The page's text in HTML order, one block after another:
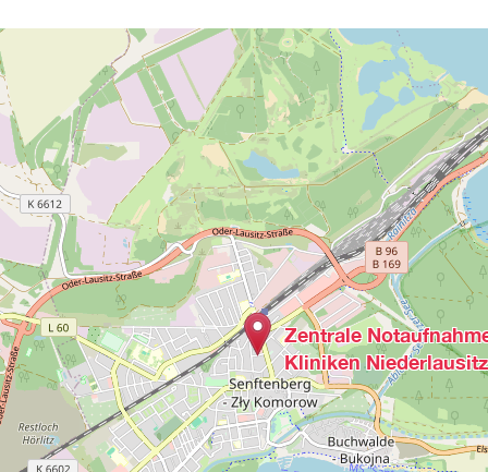
Zentrale
Kliniken Niederlausitz